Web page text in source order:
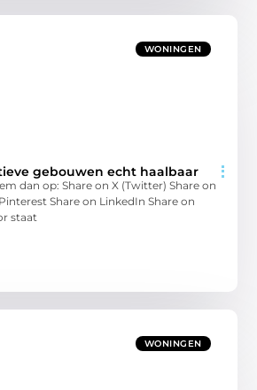
WONINGEN
gebouwen echt haalbaar
dan op: Share on X (Twitter) Share on
Share on LinkedIn Share on
staat
WONINGEN